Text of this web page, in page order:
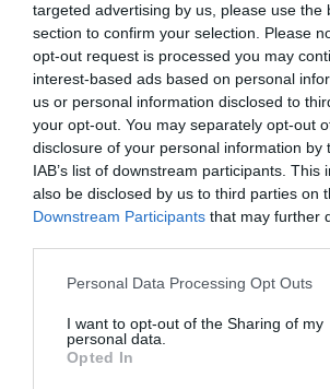
targeted advertising by us, please use the
section to confirm your selection. Please
opt-out request is processed you may
interest-based ads based on personal
us or personal information disclosed to
your opt-out. You may separately opt-out
disclosure of your personal information by
IAB’s list of downstream participants. This
also be disclosed by us to third parties on
Downstream Participants that may further
Personal Data Processing Opt Outs
I want to opt-out of the Sharing of my
personal data.
Opted In